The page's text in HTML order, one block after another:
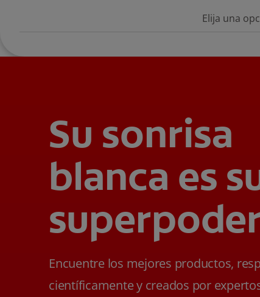
Elija una
Su sonrisa
blanca es
Encuentre los mejores productos,
científicamente y creados por